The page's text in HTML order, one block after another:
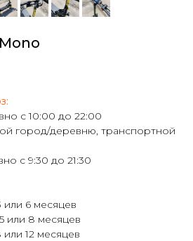
с 10:00 до 22:00
город/деревню, транспортной
с 9:30 до 21:30
или 6 месяцев
или 8 месяцев
12 месяцев